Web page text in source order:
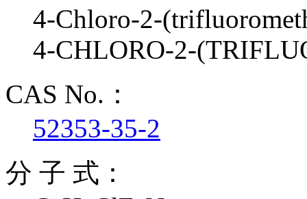
4-Chloro-2-
4-CHLORO-2-
CAS No.：
52353-35-2
分 子 式：